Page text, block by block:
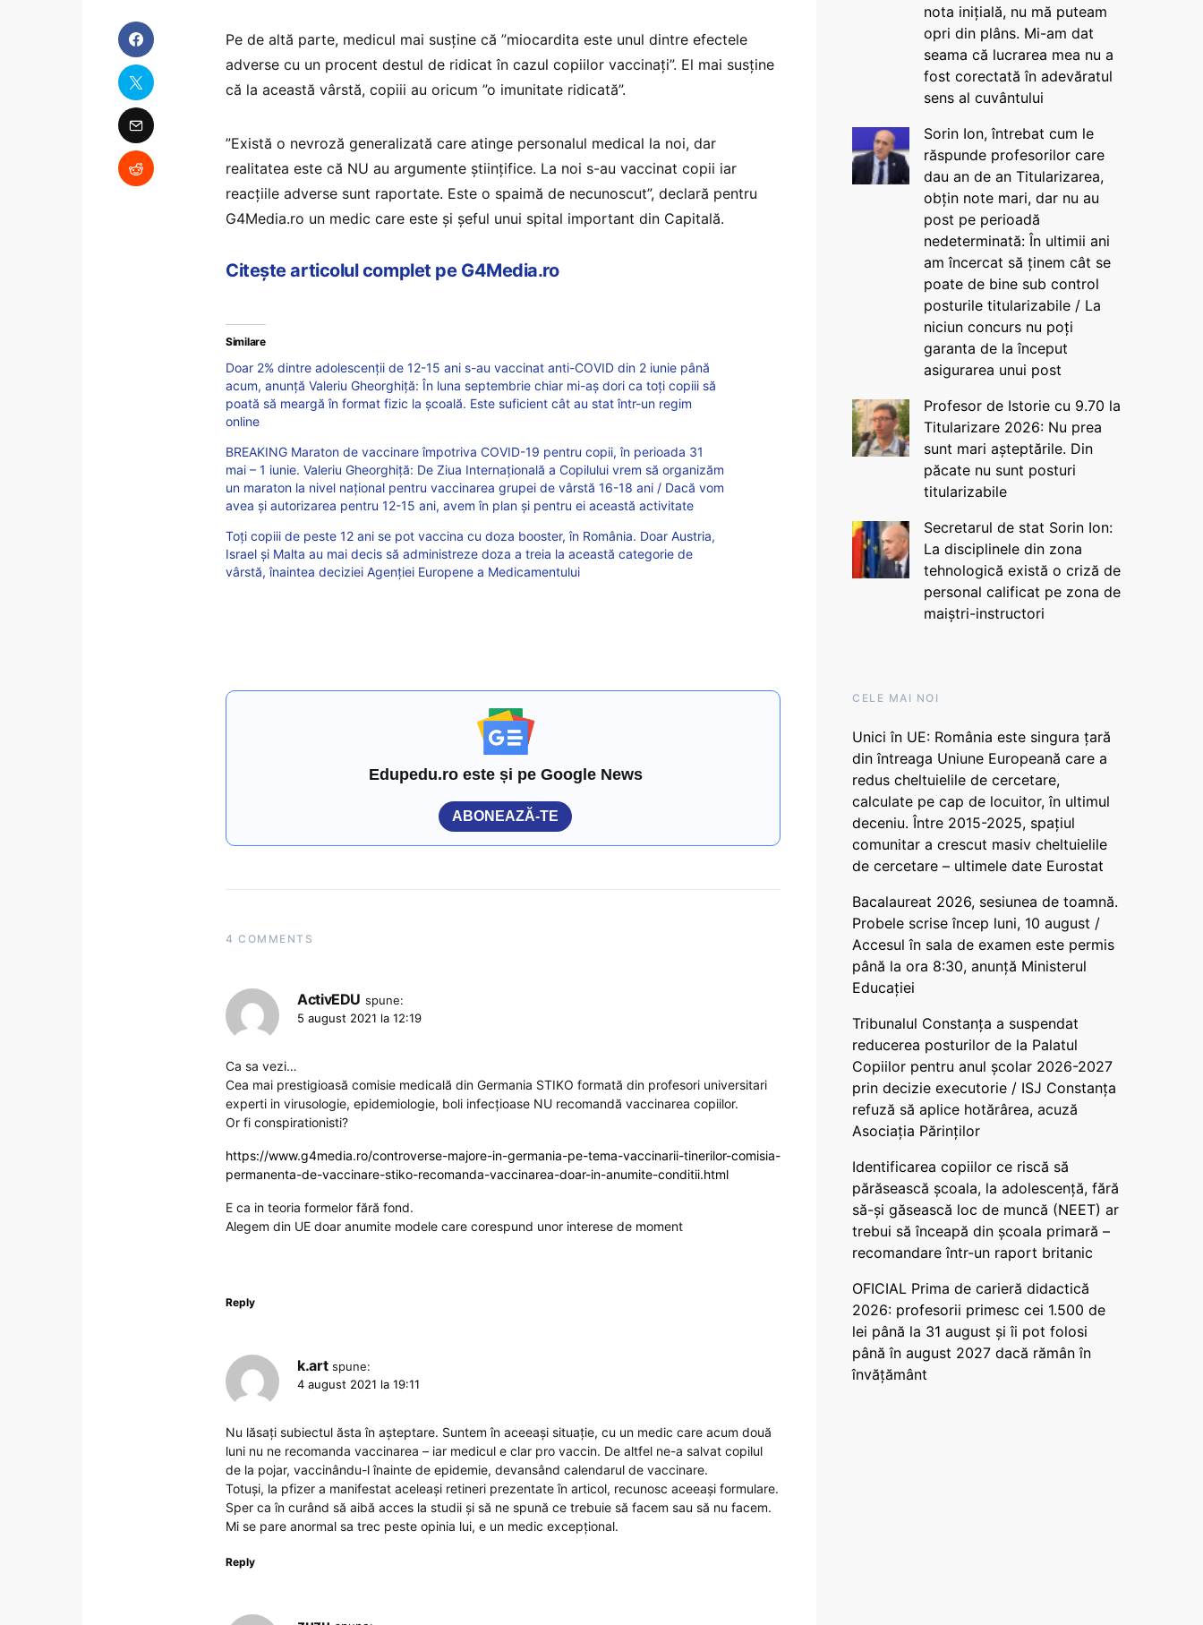
Pe de altă parte, medicul mai susține că ”miocardita este unul dintre efectele
adverse cu un procent destul de ridicat în cazul copiilor vaccinați”. El mai susține
că la această vârstă, copiii au oricum ”o imunitate ridicată”.
”Există o nevroză generalizată care atinge personalul medical la noi, dar
realitatea este că NU au argumente științifice. La noi s-au vaccinat copii iar
reacțiile adverse sunt raportate. Este o spaimă de necunoscut”, declară pentru
G4Media.ro un medic care este și șeful unui spital important din Capitală.
Citește articolul complet pe G4Media.ro
Similare
Doar 2% dintre adolescenții de 12-15 ani s-au vaccinat anti-COVID din 2 iunie până
acum, anunță Valeriu Gheorghiță: În luna septembrie chiar mi-aș dori ca toți copiii să
poată să meargă în format fizic la școală. Este suficient cât au stat într-un regim
online
BREAKING Maraton de vaccinare împotriva COVID-19 pentru copii, în perioada 31
mai – 1 iunie. Valeriu Gheorghiță: De Ziua Internațională a Copilului vrem să organizăm
un maraton la nivel național pentru vaccinarea grupei de vârstă 16-18 ani / Dacă vom
avea și autorizarea pentru 12-15 ani, avem în plan și pentru ei această activitate
Toți copiii de peste 12 ani se pot vaccina cu doza booster, în România. Doar Austria,
Israel și Malta au mai decis să administreze doza a treia la această categorie de
vârstă, înaintea deciziei Agenției Europene a Medicamentului
Edupedu.ro este și pe Google News
ABONEAZĂ-TE
4 COMMENTS
ActivEDU spune:
5 august 2021 la 12:19
Ca sa vezi…
Cea mai prestigioasă comisie medicală din Germania STIKO formată din profesori universitari
experti in virusologie, epidemiologie, boli infecțioase NU recomandă vaccinarea copiilor.
Or fi conspirationisti?
https://www.g4media.ro/controverse-majore-in-germania-pe-tema-vaccinarii-tinerilor-comisia-
permanenta-de-vaccinare-stiko-recomanda-vaccinarea-doar-in-anumite-conditii.html
E ca in teoria formelor fără fond.
Alegem din UE doar anumite modele care corespund unor interese de moment
Reply
k.art spune:
4 august 2021 la 19:11
Nu lăsați subiectul ăsta în așteptare. Suntem în aceeași situație, cu un medic care acum două
luni nu ne recomanda vaccinarea – iar medicul e clar pro vaccin. De altfel ne-a salvat copilul
de la pojar, vaccinându-l înainte de epidemie, devansând calendarul de vaccinare.
Totuși, la pfizer a manifestat aceleași retineri prezentate în articol, recunosc aceeași formulare.
Sper ca în curând să aibă acces la studii și să ne spună ce trebuie să facem sau să nu facem.
Mi se pare anormal sa trec peste opinia lui, e un medic excepțional.
Reply
nota inițială, nu mă puteam
opri din plâns. Mi-am dat
seama că lucrarea mea nu a
fost corectată în adevăratul
sens al cuvântului
Sorin Ion, întrebat cum le
răspunde profesorilor care
dau an de an Titularizarea,
obțin note mari, dar nu au
post pe perioadă
nedeterminată: În ultimii ani
am încercat să ținem cât se
poate de bine sub control
posturile titularizabile / La
niciun concurs nu poți
garanta de la început
asigurarea unui post
Profesor de Istorie cu 9.70 la
Titularizare 2026: Nu prea
sunt mari așteptările. Din
păcate nu sunt posturi
titularizabile
Secretarul de stat Sorin Ion:
La disciplinele din zona
tehnologică există o criză de
personal calificat pe zona de
maiștri-instructori
CELE MAI NOI
Unici în UE: România este singura țară
din întreaga Uniune Europeană care a
redus cheltuielile de cercetare,
calculate pe cap de locuitor, în ultimul
deceniu. Între 2015-2025, spațiul
comunitar a crescut masiv cheltuielile
de cercetare – ultimele date Eurostat
Bacalaureat 2026, sesiunea de toamnă.
Probele scrise încep luni, 10 august /
Accesul în sala de examen este permis
până la ora 8:30, anunță Ministerul
Educației
Tribunalul Constanța a suspendat
reducerea posturilor de la Palatul
Copiilor pentru anul școlar 2026-2027
prin decizie executorie / ISJ Constanța
refuză să aplice hotărârea, acuză
Asociația Părinților
Identificarea copiilor ce riscă să
părăsească școala, la adolescență, fără
să-și găsească loc de muncă (NEET) ar
trebui să înceapă din școala primară –
recomandare într-un raport britanic
OFICIAL Prima de carieră didactică
2026: profesorii primesc cei 1.500 de
lei până la 31 august și îi pot folosi
până în august 2027 dacă rămân în
învățământ